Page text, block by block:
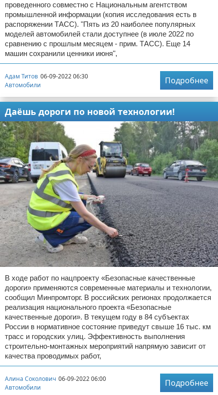
проведенного совместно с Национальным агентством
промышленной информации (копия исследования есть в
распоряжении ТАСС). "Пять из 20 наиболее популярных
моделей автомобилей стали доступнее (в июле 2022 по
сравнению с прошлым месяцем - прим. ТАСС). Еще 14
машин сохранили ценники июня",
Адам Титов 06-09-2022 06:30
Автомобили
Подробнее
Даёшь дороги по новой технологии!
В ходе работ по нацпроекту «Безопасные качественные
дороги» применяются современные материалы и технологии,
сообщил Минпромторг. В российских регионах продолжается
реализация национального проекта «Безопасные
качественные дороги». В текущем году в 84 субъектах
России в нормативное состояние приведут свыше 16 тыс. км
трасс и городских улиц. Эффективность выполнения
строительно-монтажных мероприятий напрямую зависит от
качества проводимых работ,
Алина Соколович 06-09-2022 06:00
Автомобили
Подробнее